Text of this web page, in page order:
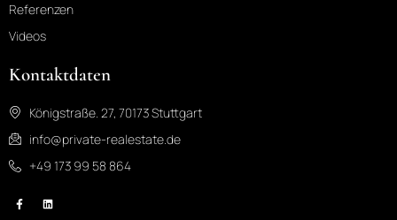
Referenzen
Videos
Kontaktdaten
Königstraße. 27, 70173 Stuttgart
info@private-realestate.de
+49 173 99 58 864